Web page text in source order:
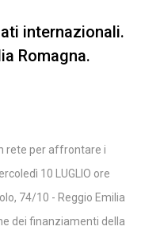
internazionali.
Romagna.
rete per affrontare i
10 LUGLIO ore
74/10 - Reggio Emilia
dei finanziamenti della